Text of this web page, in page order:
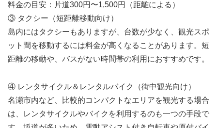
料金の目安：片道300円〜1,500円（距離による）
③ タクシー（短距離移動向け）
島内にはタクシーもありますが、台数が少なく、観光スポ
ット間を移動するには料金が高くなることがあります。短
距離の移動や、バスがない時間帯の利用におすすめです。
④ レンタサイクル＆レンタルバイク（街中観光向け）
名瀬市内など、比較的コンパクトなエリアを観光する場合
は、レンタサイクルやバイクを利用するのも一つの手段で